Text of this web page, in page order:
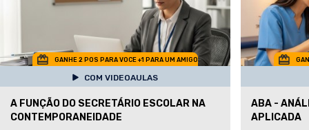
GANHE 2 POS PARA VOCE +1 PARA UM AMIGO
COM VIDEOAULAS
A FUNÇÃO DO SECRETÁRIO ESCOLAR NA
CONTEMPORANEIDADE
ABA -
APLICADA